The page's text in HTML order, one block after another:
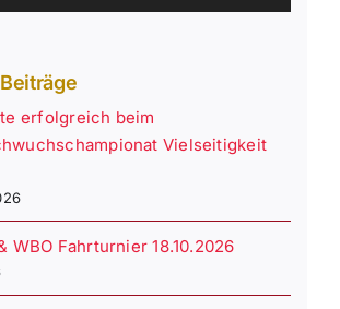
erfolgreich beim
Vielseitigkeit
WBO Fahrturnier 18.10.2026